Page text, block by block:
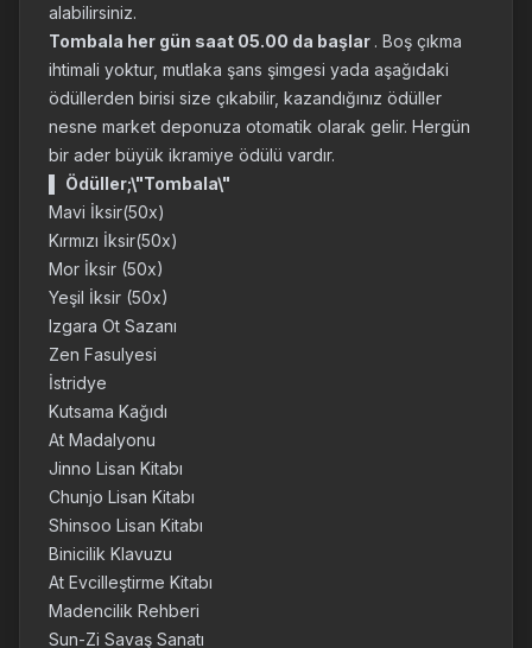
alabilirsiniz.
Tombala her gün saat 05.00 da başlar . Boş çıkma
ihtimali yoktur, mutlaka şans şimgesi yada aşağıdaki
ödüllerden birisi size çıkabilir, kazandığınız ödüller
nesne market deponuza otomatik olarak gelir. Hergün
bir ader büyük ikramiye ödülü vardır.
Ödüller;\"Tombala\"
Mavi İksir(50x)
Kırmızı İksir(50x)
Mor İksir (50x)
Yeşil İksir (50x)
Izgara Ot Sazanı
Zen Fasulyesi
İstridye
Kutsama Kağıdı
At Madalyonu
Jinno Lisan Kitabı
Chunjo Lisan Kitabı
Shinsoo Lisan Kitabı
Binicilik Klavuzu
At Evcilleştirme Kitabı
Madencilik Rehberi
Sun-Zi Savaş Sanatı